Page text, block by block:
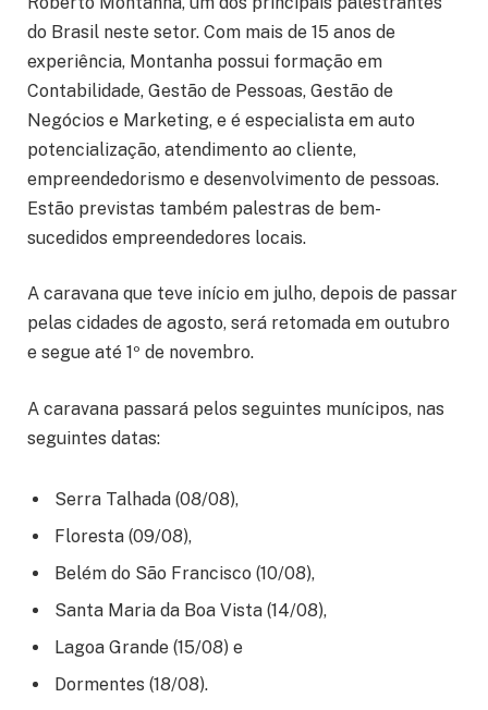
do Brasil neste setor. Com mais de 15 anos de
experiência, Montanha possui formação em
Contabilidade, Gestão de Pessoas, Gestão de
Negócios e Marketing, e é especialista em auto
potencialização, atendimento ao cliente,
empreendedorismo e desenvolvimento de pessoas.
Estão previstas também palestras de bem-
sucedidos empreendedores locais.
A caravana que teve início em julho, depois de passar
pelas cidades de agosto, será retomada em outubro
e segue até 1º de novembro.
A caravana passará pelos seguintes munícipos, nas
seguintes datas:
Serra Talhada (08/08),
Floresta (09/08),
Belém do São Francisco (10/08),
Santa Maria da Boa Vista (14/08),
Lagoa Grande (15/08) e
Dormentes (18/08).